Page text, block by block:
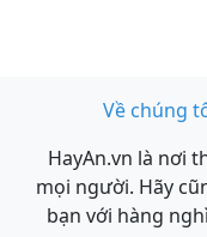
Về chúng
HayAn.vn là nơi
mọi người. Hãy
bạn với hàng